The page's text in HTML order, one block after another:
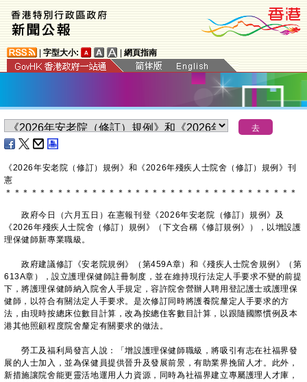
字型大小: 網頁指南
《2026年安老院（修訂）規例》和《2026年殘疾人士院舍（修訂）規例》刊
憲
＊ ＊ ＊ ＊ ＊ ＊ ＊ ＊ ＊ ＊ ＊ ＊ ＊ ＊ ＊ ＊ ＊ ＊ ＊ ＊ ＊ ＊ ＊ ＊ ＊ ＊ ＊ ＊ ＊ ＊ ＊ ＊ ＊ ＊
​政府今日（六月五日）在憲報刊登《2026年安老院（修訂）規例》及
《2026年殘疾人士院舍（修訂）規例》（下文合稱《修訂規例》），以增設護
理保健師新專業職級。
政府建議修訂《安老院規例》（第459A章）和《殘疾人士院舍規例》（第
613A章），設立護理保健師註冊制度，並在維持現行法定人手要求不變的前提
下，將護理保健師納入院舍人手規定，容許院舍營辦人聘用登記護士或護理保
健師，以符合有關法定人手要求。是次修訂同時將護養院釐定人手要求的方
法，由現時按總床位數目計算，改為按總住客數目計算，以跟隨國際慣例及本
港其他照顧程度院舍釐定有關要求的做法。
勞工及福利局發言人說：「增設護理保健師職級，將吸引有志在社福界發
展的人士加入，並為保健員提供晉升及發展前景，有助業界挽留人才。此外，
新措施讓院舍能更靈活地運用人力資源，同時為社福界建立專屬護理人才庫，